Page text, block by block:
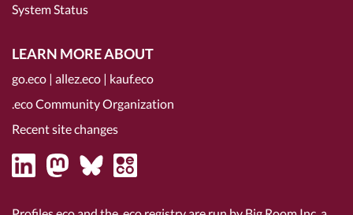
System Status
LEARN MORE ABOUT
go.eco | allez.eco | kauf.eco
.eco Community Organization
Recent site changes